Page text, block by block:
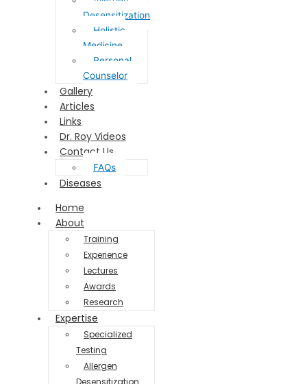
Desensitization
Holistic
Medicine
Personal
Counselor
Gallery
Articles
Links
Dr. Roy Videos
Contact Us
FAQs
Diseases
Home
About
Training
Experience
Lectures
Awards
Research
Expertise
Specialized
Testing
Allergen
Desensitization